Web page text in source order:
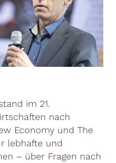
im 21.
nach
Economy und The
lebhafte und
– über Fragen nach